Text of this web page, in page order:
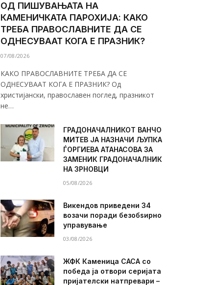
ОД ПИШУВАЊАТА НА
КАМЕНИЧКАТА ПАРОХИЈА: КАКО
ТРЕБА ПРАВОСЛАВНИТЕ ДА СЕ
ОДНЕСУВААТ КОГА Е ПРАЗНИК?
07/08/2026
КАКО ПРАВОСЛАВНИТЕ ТРЕБА ДА СЕ
ОДНЕСУВААТ КОГА Е ПРАЗНИК? Од
христијански, православен поглед, празникот
не…
ГРАДОНАЧАЛНИКОТ ВАНЧО
МИТЕВ ЈА НАЗНАЧИ ЉУПКА
ЃОРГИЕВА АТАНАСОВА ЗА
ЗАМЕНИК ГРАДОНАЧАЛНИК
НА ЗРНОВЦИ
05/08/2026
Викендов приведени 34
возачи поради безобѕирно
управување
03/08/2026
ЖФК Каменица САСА со
победа ја отвори серијата
пријателски натпревари –